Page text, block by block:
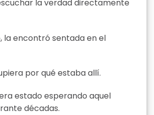
la verdad directamente
la encontró sentada en el
por qué estaba allí.
estado esperando aquel
décadas.